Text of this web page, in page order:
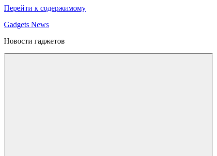
Перейти к содержимому
Gadgets News
Новости гаджетов